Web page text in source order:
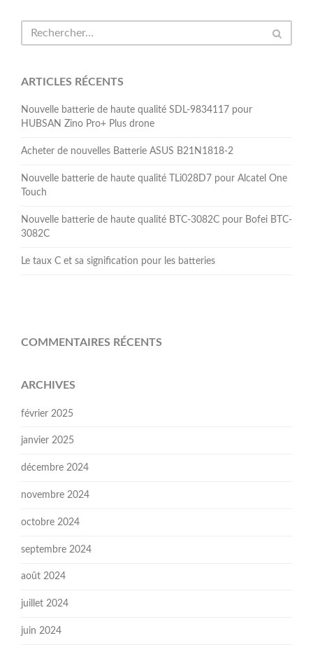
ARTICLES RÉCENTS
Nouvelle batterie de haute qualité SDL-9834117 pour
HUBSAN Zino Pro+ Plus drone
Acheter de nouvelles Batterie ASUS B21N1818-2
Nouvelle batterie de haute qualité TLi028D7 pour Alcatel One
Touch
Nouvelle batterie de haute qualité BTC-3082C pour Bofei BTC-
3082C
Le taux C et sa signification pour les batteries
COMMENTAIRES RÉCENTS
ARCHIVES
février 2025
janvier 2025
décembre 2024
novembre 2024
octobre 2024
septembre 2024
août 2024
juillet 2024
juin 2024